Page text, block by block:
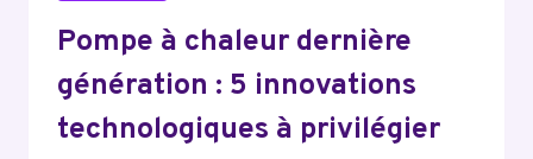
Pompe à chaleur dernière
génération : 5 innovations
technologiques à privilégier